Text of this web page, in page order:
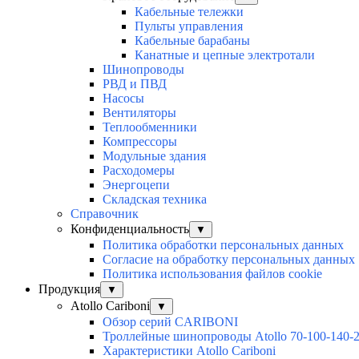
Кабельные тележки
Пульты управления
Кабельные барабаны
Канатные и цепные электротали
Шинопроводы
РВД и ПВД
Насосы
Вентиляторы
Теплообменники
Компрессоры
Модульные здания
Расходомеры
Энергоцепи
Складская техника
Справочник
Конфиденциальность
▼
Политика обработки персональных данных
Согласие на обработку персональных данных
Политика использования файлов cookie
Продукция
▼
Atollo Cariboni ▼
Обзор серий CARIBONI
Троллейные шинопроводы Atollo 70-100-140-
Характеристики Atollo Cariboni